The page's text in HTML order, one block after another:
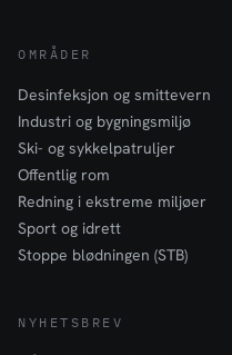
OMRÅDER
Desinfeksjon og smittevern
Industri og bygningsmiljø
Ski- og sykkelpatruljer
Offentlig rom
Redning i ekstreme miljøer
Sport og idrett
Stoppe blødningen (STB)
NYHETSBREV